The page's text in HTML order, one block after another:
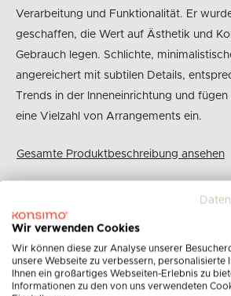
Verarbeitung und Funktionalität. Er
geschaffen, die Wert auf Ästhetik und
Gebrauch legen. Schlichte,
angereichert mit subtilen Details,
Trends in der Inneneinrichtung und
eine Vielzahl von Arrangements ein.
Gesamte Produktbeschreibung ansehen
Kategorie:
Türanzahl:
3
Korpusmaterial:
16 mm laminierte Platte
Wir verwenden Cookies
Wir können diese zur Analyse unserer
unsere Webseite zu verbessern, personalisierte
Ihnen ein großartiges Webseiten-Erlebnis zu
Informationen zu den von uns verwendeten